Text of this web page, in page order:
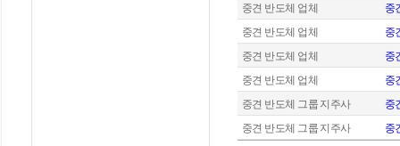
중견 반도체 업체
중
중견 반도체 업체
중
중견 반도체 업체
중
중견 반도체 업체
중
중견 반도체 그룹 지주사
중
중견 반도체 그룹 지주사
중